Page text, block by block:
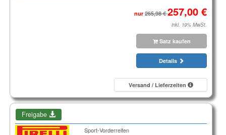
nur
inkl. 19% MwSt.
Satz kaufen
Details
Versand / Lieferzeiten
Freigabe
Sport-Vorderreifen